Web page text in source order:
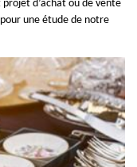
d’achat ou de vente
une étude de notre